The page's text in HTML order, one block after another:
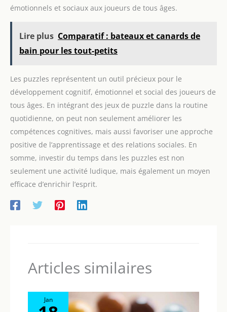
émotionnels et sociaux aux joueurs de tous âges.
Lire plus Comparatif : bateaux et canards de
bain pour les tout-petits
Les puzzles représentent un outil précieux pour le
développement cognitif, émotionnel et social des joueurs de
tous âges. En intégrant des jeux de puzzle dans la routine
quotidienne, on peut non seulement améliorer les
compétences cognitives, mais aussi favoriser une approche
positive de l’apprentissage et des relations sociales. En
somme, investir du temps dans les puzzles est non
seulement une activité ludique, mais également un moyen
efficace d’enrichir l’esprit.
Articles similaires
Jan